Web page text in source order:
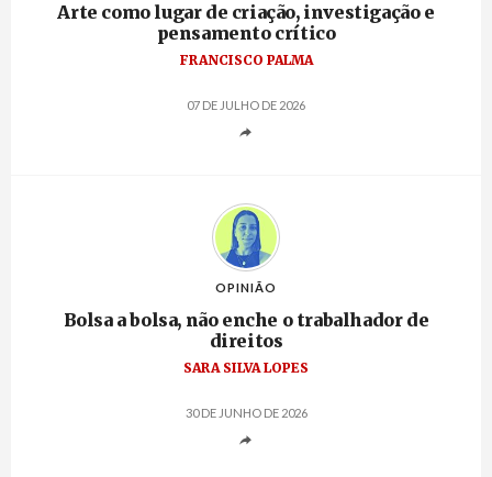
Arte como lugar de criação, investigação e
pensamento crítico
FRANCISCO PALMA
07 DE JULHO DE 2026
OPINIÃO
Bolsa a bolsa, não enche o trabalhador de
direitos
SARA SILVA LOPES
30 DE JUNHO DE 2026